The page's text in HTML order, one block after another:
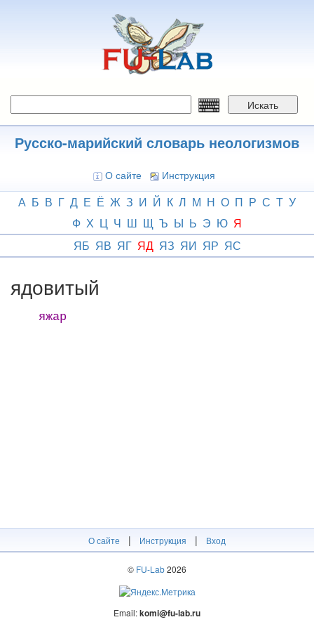
Искать
Русско-марийский словарь неологизмов
О сайте Инструкция
А Б В Г Д Е Ё Ж З И Й К Л М Н О П Р С Т У
Ф Х Ц Ч Ш Щ Ъ Ы Ь Э Ю Я
ЯБ ЯВ ЯГ ЯД ЯЗ ЯИ ЯР ЯС
ядовитый
яжар
О сайте | Инструкция | Вход
© FU-Lab2026
Email:komi@fu-lab.ru